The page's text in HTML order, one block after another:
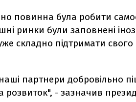
повинна була робити
ринки були заповнені
складно підтримати свого
партнери добровільно
- зазначив